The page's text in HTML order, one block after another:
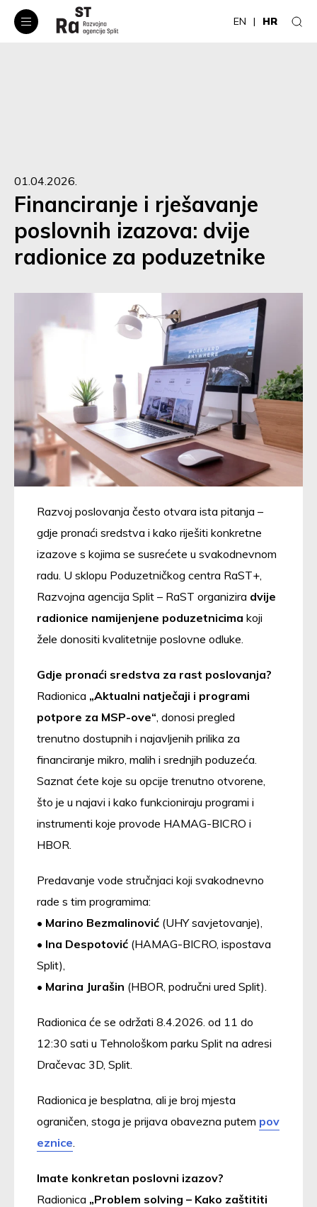
EN HR
01.04.2026.
Financiranje i rješavanje
poslovnih izazova: dvije
radionice za poduzetnike
Razvoj poslovanja često otvara ista pitanja –
gdje pronaći sredstva i kako riješiti konkretne
izazove s kojima se susrećete u svakodnevnom
radu. U sklopu Poduzetničkog centra RaST+,
Razvojna agencija Split – RaST organizira dvije
radionice namijenjene poduzetnicima koji
žele donositi kvalitetnije poslovne odluke.
Gdje pronaći sredstva za rast poslovanja?
Radionica „Aktualni natječaji i programi
potpore za MSP-ove“ , donosi pregled
trenutno dostupnih i najavljenih prilika za
financiranje mikro, malih i srednjih poduzeća.
Saznat ćete koje su opcije trenutno otvorene,
što je u najavi i kako funkcioniraju programi i
instrumenti koje provode HAMAG-BICRO i
HBOR.
Predavanje vode stručnjaci koji svakodnevno
rade s tim programima:
• Marino Bezmalinović (UHY savjetovanje),
• Ina Despotović (HAMAG-BICRO, ispostava
Split),
• Marina Jurašin (HBOR, područni ured Split).
Radionica će se održati 8.4.2026. od 11 do
12:30 sati u Tehnološkom parku Split na adresi
Dračevac 3D, Split.
Radionica je besplatna, ali je broj mjesta
ograničen, stoga je prijava obavezna putem pov
eznice
Imate konkretan poslovni izazov?
Radionica „Problem solving – Kako zaštititi